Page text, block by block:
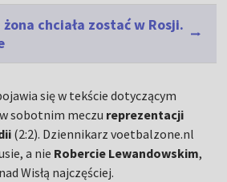
chciała zostać w Rosji.
się w tekście dotyczącym
sobotnim meczu reprezentacji
(2:2). Dziennikarz voetbalzone.nl
a nie Robercie Lewandowskim,
Wisłą najczęściej.